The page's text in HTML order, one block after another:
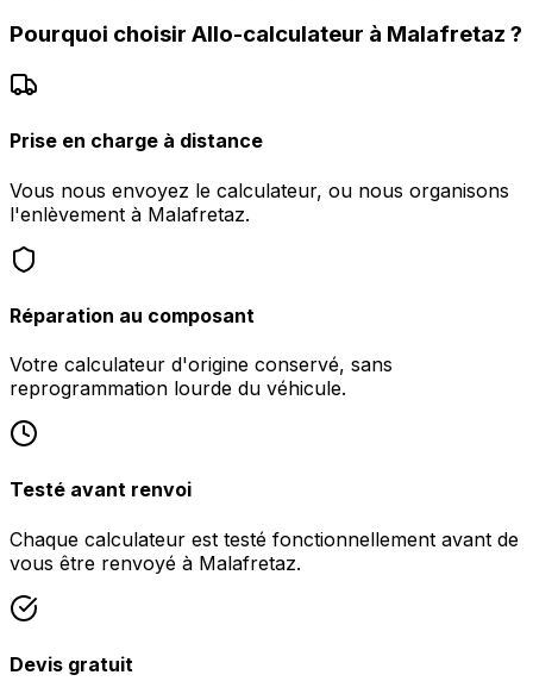
Pourquoi choisir Allo-calculateur à Malafretaz ?
Prise en charge à distance
Vous nous envoyez le calculateur, ou nous organisons
l'enlèvement à Malafretaz.
Réparation au composant
Votre calculateur d'origine conservé, sans
reprogrammation lourde du véhicule.
Testé avant renvoi
Chaque calculateur est testé fonctionnellement avant de
vous être renvoyé à Malafretaz.
Devis gratuit